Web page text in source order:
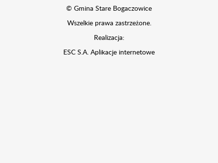
© Gmina Stare Bogaczowice
Wszelkie prawa zastrzeżone.
Realizacja:
ESC S.A. Aplikacje internetowe